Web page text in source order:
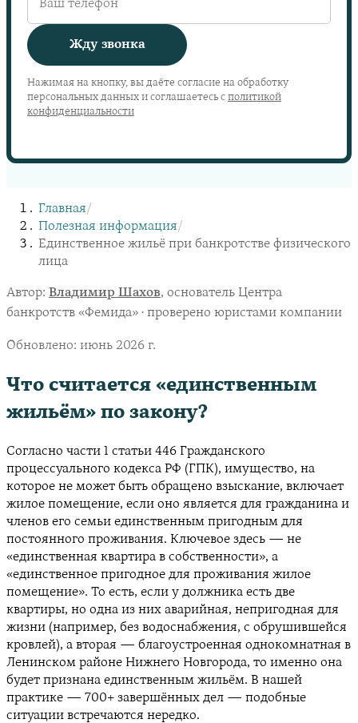
Жду звонка
Нажимая на кнопку, вы даёте согласие на обработку
персональных данных и соглашаетесь с политикой
конфиденциальности
Главная/
Полезная информация/
Единственное жильё при банкротстве физического
лица
Автор: Владимир Шахов, основатель Центра
банкротств «Фемида» · проверено юристами компании
Обновлено: июнь 2026 г.
Что считается «единственным
жильём» по закону?
Согласно части 1 статьи 446 Гражданского
процессуального кодекса РФ (ГПК), имущество, на
которое не может быть обращено взыскание, включает
жилое помещение, если оно является для гражданина и
членов его семьи единственным пригодным для
постоянного проживания. Ключевое здесь — не
«единственная квартира в собственности», а
«единственное пригодное для проживания жилое
помещение». То есть, если у должника есть две
квартиры, но одна из них аварийная, непригодная для
жизни (например, без водоснабжения, с обрушившейся
кровлей), а вторая — благоустроенная однокомнатная в
Ленинском районе Нижнего Новгорода, то именно она
будет признана единственным жильём. В нашей
практике — 700+ завершённых дел — подобные
ситуации встречаются нередко.